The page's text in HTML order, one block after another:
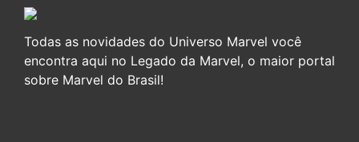
Todas as novidades do Universo Marvel você
encontra aqui no Legado da Marvel, o maior portal
sobre Marvel do Brasil!